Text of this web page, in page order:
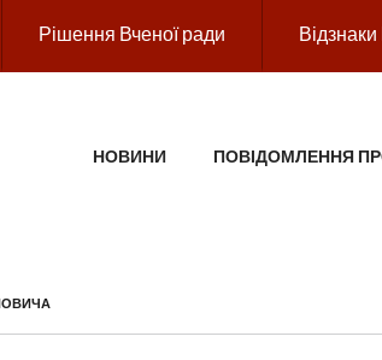
Рішення Вченої ради
МЕНЮНОВИНИ ПОВІДОМЛЕННЯ